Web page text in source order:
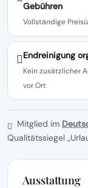
Gebühren
Vollständige
Endreinigung
Kein zusätzlicher
vor Ort
Mitglied im
Qualitätssiegel
Ausstattung